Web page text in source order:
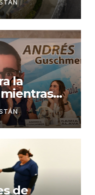
la
muestra
de